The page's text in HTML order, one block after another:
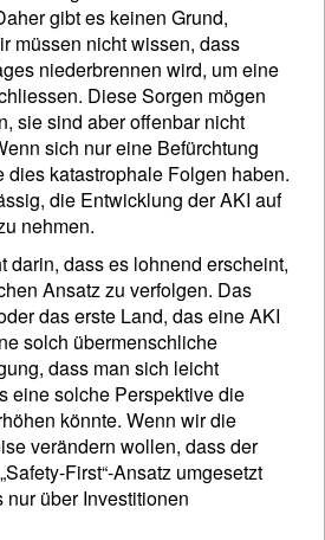
gibt es keinen Grund,
müssen nicht wissen, dass
niederbrennen wird, um eine
Diese Sorgen mögen
sie sind aber offenbar nicht
sich nur eine Befürchtung
dies katastrophale Folgen haben.
die Entwicklung der AKI auf
nehmen.
darin, dass es lohnend erscheint,
Ansatz zu verfolgen. Das
das erste Land, das eine AKI
solch übermenschliche
dass man sich leicht
eine solche Perspektive die
könnte. Wenn wir die
verändern wollen, dass der
First“-Ansatz umgesetzt
über Investitionen